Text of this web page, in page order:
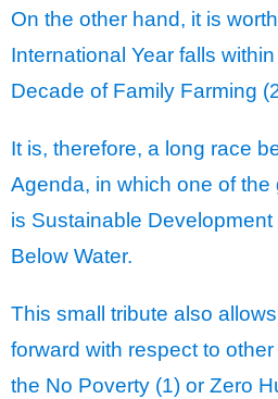
On the other hand, it is
International Year falls
Decade of Family Farming
It is, therefore, a long race
Agenda, in which one of the
is Sustainable
Below Water.
This small tribute also
forward with respect to
the No Poverty (1) or Zero